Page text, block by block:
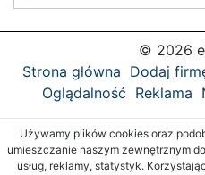
© 2026
Strona główna Dodaj
Oglądalność Reklama
Używamy plików cookies oraz
umieszczanie naszym zewnętrznym
usług, reklamy, statystyk.